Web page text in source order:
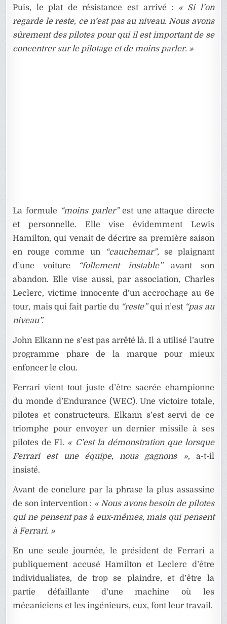
Puis, le plat de résistance est arrivé : « Si l’on
regarde le reste, ce n’est pas au niveau. Nous avons
sûrement des pilotes pour qui il est important de se
concentrer sur le pilotage et de moins parler. »
La formule “moins parler”est une attaque directe
et personnelle. Elle vise évidemment Lewis
Hamilton, qui venait de décrire sa première saison
en rouge comme un“cauchemar”, se plaignant
d’une voiture
“follement instable”avant son
abandon. Elle vise aussi, par association, Charles
Leclerc, victime innocente d’un accrochage au 6e
tour, mais qui fait partie du “reste”qui n’est “pas au
niveau”.
John Elkann ne s’est pas arrêté là. Il a utilisé l’autre
programme phare de la marque pour mieux
enfoncer le clou.
Ferrari vient tout juste d’être sacrée championne
du monde d’Endurance (WEC). Une victoire totale,
pilotes et constructeurs. Elkann s’est servi de ce
triomphe pour envoyer un dernier missile à ses
pilotes de F1. « C’est la démonstration que lorsque
Ferrari est une équipe, nous gagnons », a-t-il
insisté.
Avant de conclure par la phrase la plus assassine
de son intervention : « Nous avons besoin de pilotes
qui ne pensent pas à eux-mêmes, mais qui pensent
à Ferrari. »
En une seule journée, le président de Ferrari a
publiquement accusé Hamilton et Leclerc d’être
individualistes, de trop se plaindre, et d’être la
partie défaillante d’une machine où les
mécaniciens et les ingénieurs, eux, font leur travail.